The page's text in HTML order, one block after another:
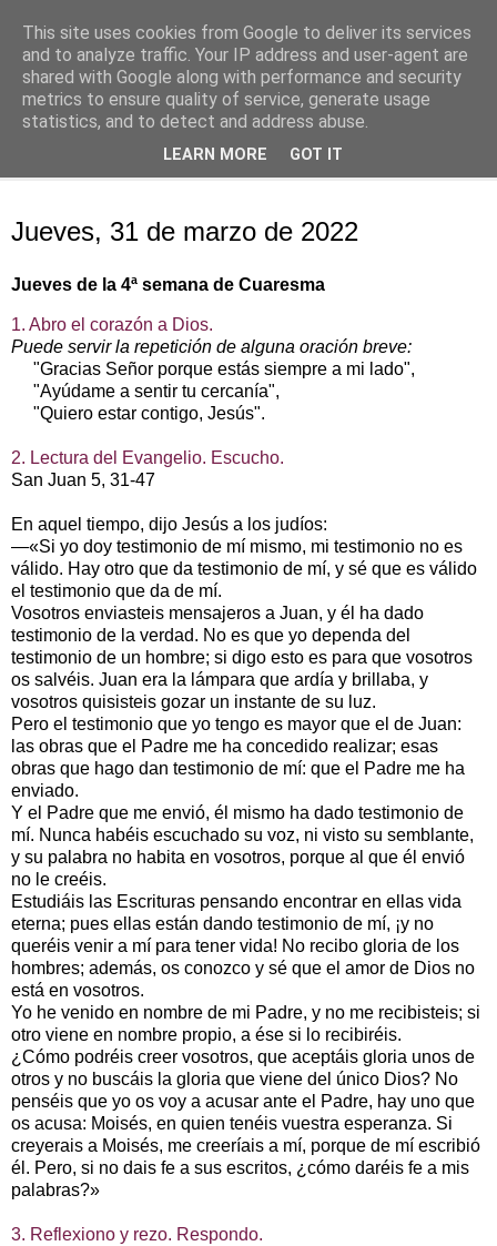
Oración personal
con el Evangelio de cada día
Jueves, 31 de marzo de 2022
Jueves de la 4ª semana de Cuaresma
1. Abro el corazón a Dios.
Puede servir la repetición de alguna oración breve:
"Gracias Señor porque estás siempre a mi lado",
"Ayúdame a sentir tu cercanía",
"Quiero estar contigo, Jesús".
2. Lectura del Evangelio. Escucho.
San Juan 5, 31‑47
En aquel tiempo, dijo Jesús a los judíos:
—«Si yo doy testimonio de mí mismo, mi testimonio no es
válido. Hay otro que da testimonio de mí, y sé que es válido
el testimonio que da de mí.
Vosotros enviasteis mensajeros a Juan, y él ha dado
testimonio de la verdad. No es que yo dependa del
testimonio de un hombre; si digo esto es para que vosotros
os salvéis. Juan era la lámpara que ardía y brillaba, y
vosotros quisisteis gozar un instante de su luz.
Pero el testimonio que yo tengo es mayor que el de Juan:
las obras que el Padre me ha concedido realizar; esas
obras que hago dan testimonio de mí: que el Padre me ha
enviado.
Y el Padre que me envió, él mismo ha dado testimonio de
mí. Nunca habéis escuchado su voz, ni visto su semblante,
y su palabra no habita en vosotros, porque al que él envió
no le creéis.
Estudiáis las Escrituras pensando encontrar en ellas vida
eterna; pues ellas están dando testimonio de mí, ¡y no
queréis venir a mí para tener vida! No recibo gloria de los
hombres; además, os conozco y sé que el amor de Dios no
está en vosotros.
Yo he venido en nombre de mi Padre, y no me recibisteis; si
otro viene en nombre propio, a ése si lo recibiréis.
¿Cómo podréis creer vosotros, que aceptáis gloria unos de
otros y no buscáis la gloria que viene del único Dios? No
penséis que yo os voy a acusar ante el Padre, hay uno que
os acusa: Moisés, en quien tenéis vuestra esperanza. Si
creyerais a Moisés, me creeríais a mí, porque de mí escribió
él. Pero, si no dais fe a sus escritos, ¿cómo daréis fe a mis
palabras?»
3. Reflexiono y rezo. Respondo.
This site uses cookies from Google to deliver its services
and to analyze traffic. Your IP address and user-agent are
shared with Google along with performance and security
metrics to ensure quality of service, generate usage
statistics, and to detect and address abuse.
LEARN MORE GOT IT